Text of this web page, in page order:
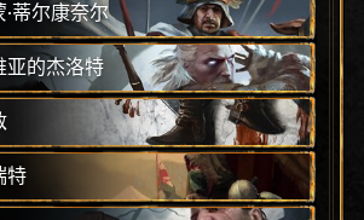
·蒂尔康奈尔
亚的杰洛特
特